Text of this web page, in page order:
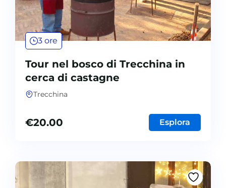
3 ore
Tour nel bosco di Trecchina in
cerca di castagne
Trecchina
€20.00 Esplora